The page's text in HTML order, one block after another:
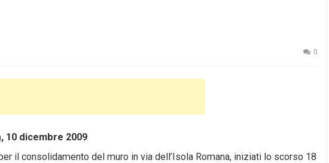
0
dicembre 2009
il consolidamento del muro in via dell’Isola Romana, iniziati lo scorso 18